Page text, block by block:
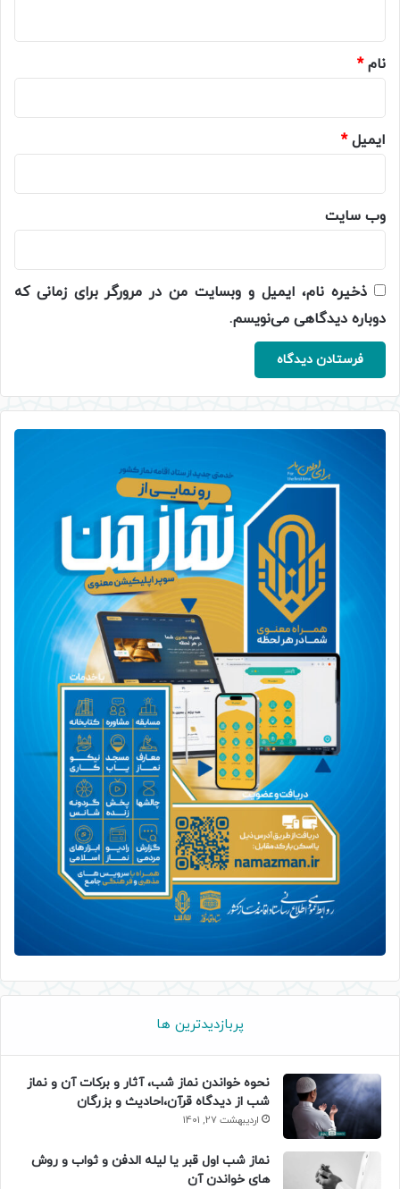
نام*
ایمیل*
وب‌ سایت
ذخیره نام، ایمیل و وبسایت من در مرورگر برای زمانی که
دوباره دیدگاهی می‌نویسم.
پربازدیدترین ها
نحوه خواندن نماز شب، آثار و برکات آن و نماز
شب از دیدگاه قرآن،احادیث و بزرگان
اردیبهشت 27, 1401
نماز شب اول قبر یا لیله الدفن و ثواب و روش
های خواندن آن